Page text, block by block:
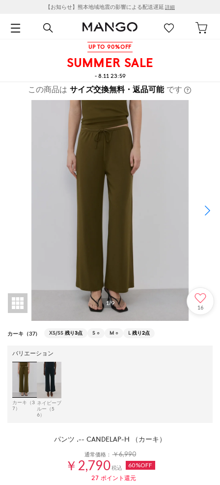
【お知らせ】熊本地域地震の影響による配送遅延 詳細
UP TO 90%OFF
SUMMER SALE
- 8.11 23:59
この商品は サイズ交換無料・返品可能 です
1/9
16
カーキ（37） XS/SS 残り3点 S ○ M ○ L 残り2点
バリエーション
カーキ（3
7）
ネイビーブ
ルー（5
6）
パンツ .-- CANDELAP-H （カーキ）
通常価格：￥6,990
￥2,790税込 60%OFF
27 ポイント還元